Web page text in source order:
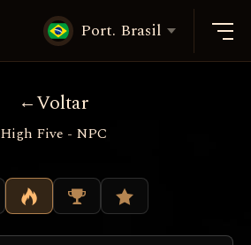
Port. Brasil
Voltar
High Five - NPC